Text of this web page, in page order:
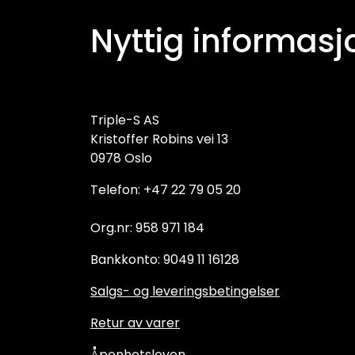
Nyttig
Triple-S AS
Kristoffer Robins vei 13
0978 Oslo
Telefon: +47 22 79 05 20
Org.nr: 958 971 184
Bankkonto: 9049 11 16128
Salgs- og leveringsbetingelser
Retur av varer